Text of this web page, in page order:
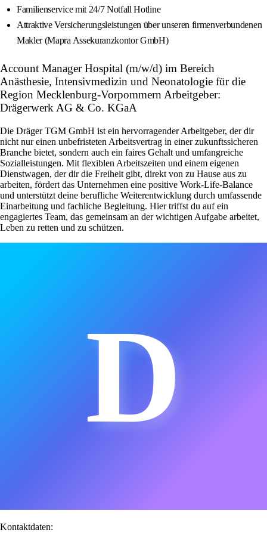
Familienservice mit 24/7 Notfall Hotline
Attraktive Versicherungsleistungen über unseren firmenverbundenen
Makler (Mapra Assekuranzkontor GmbH)
Account Manager Hospital (m/w/d) im Bereich
Anästhesie, Intensivmedizin und Neonatologie für die
Region Mecklenburg-Vorpommern Arbeitgeber:
Drägerwerk AG & Co. KGaA
Die Dräger TGM GmbH ist ein hervorragender Arbeitgeber, der dir
nicht nur einen unbefristeten Arbeitsvertrag in einer zukunftssicheren
Branche bietet, sondern auch ein faires Gehalt und umfangreiche
Sozialleistungen. Mit flexiblen Arbeitszeiten und einem eigenen
Dienstwagen, der dir die Freiheit gibt, direkt von zu Hause aus zu
arbeiten, fördert das Unternehmen eine positive Work-Life-Balance
und unterstützt deine berufliche Weiterentwicklung durch umfassende
Einarbeitung und fachliche Begleitung. Hier triffst du auf ein
engagiertes Team, das gemeinsam an der wichtigen Aufgabe arbeitet,
Leben zu retten und zu schützen.
D
Kontaktdaten: